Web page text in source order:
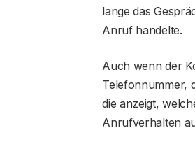
lange das
Anruf handelte.
Auch wenn der
Telefonnummer,
die anzeigt,
Anrufverhalten